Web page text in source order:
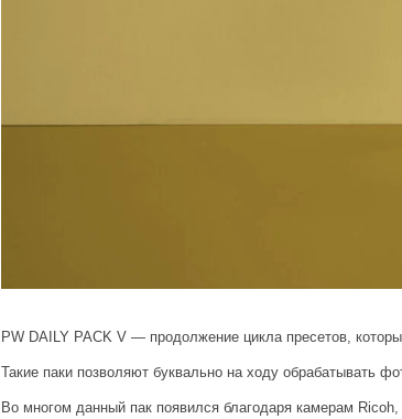
PW DAILY PACK V — продолжение цикла пресетов,
Такие паки позволяют буквально на ходу обрабатывать
Во многом данный пак появился благодаря камерам